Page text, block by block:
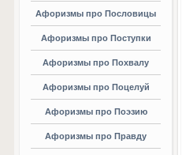
Афоризмы про Пословицы
Афоризмы про Поступки
Афоризмы про Похвалу
Афоризмы про Поцелуй
Афоризмы про Поэзию
Афоризмы про Правду